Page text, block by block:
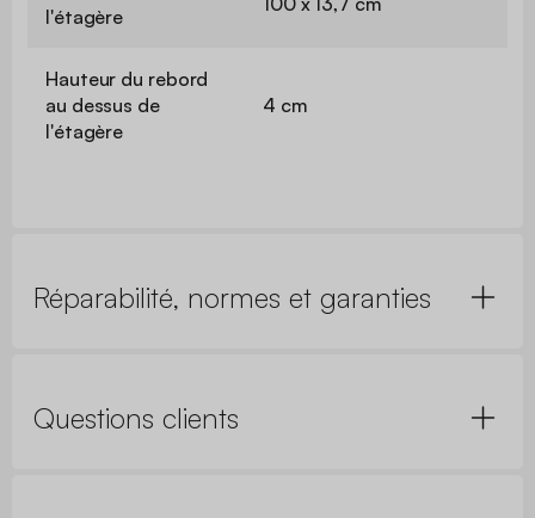
l'étagère
Hauteur du rebord
au dessus de
l'étagère
4 cm
Réparabilité, normes et garanties
Questions clients